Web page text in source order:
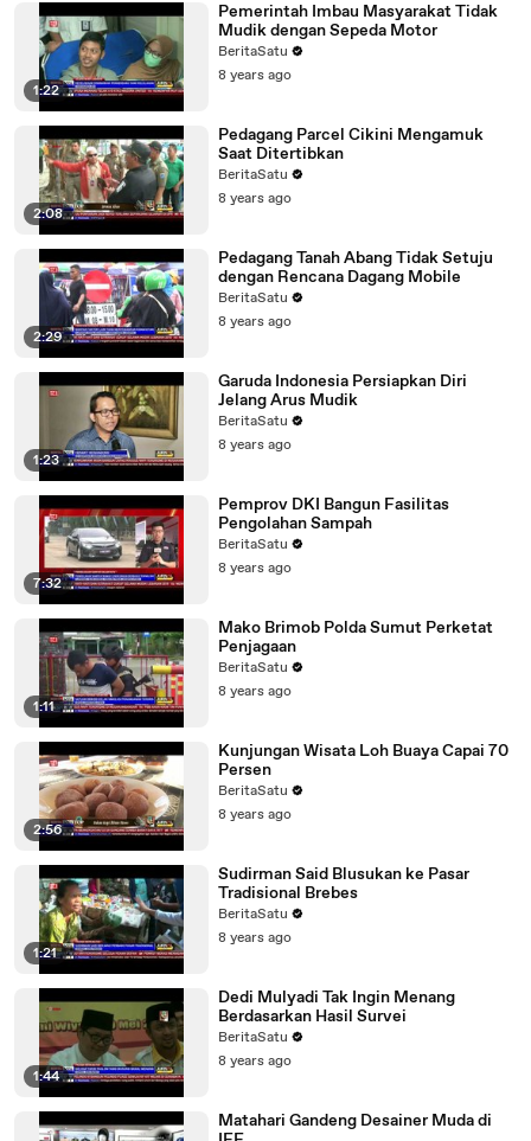
1:22
Pemerintah Imbau Masyarakat Tidak
Mudik dengan Sepeda Motor
BeritaSatu
8 years ago
2:08
Pedagang Parcel Cikini Mengamuk
Saat Ditertibkan
BeritaSatu
8 years ago
2:29
Pedagang Tanah Abang Tidak Setuju
dengan Rencana Dagang Mobile
BeritaSatu
8 years ago
1:23
Garuda Indonesia Persiapkan Diri
Jelang Arus Mudik
BeritaSatu
8 years ago
7:32
Pemprov DKI Bangun Fasilitas
Pengolahan Sampah
BeritaSatu
8 years ago
1:11
Mako Brimob Polda Sumut Perketat
Penjagaan
BeritaSatu
8 years ago
2:56
Kunjungan Wisata Loh Buaya Capai 70
Persen
BeritaSatu
8 years ago
1:21
Sudirman Said Blusukan ke Pasar
Tradisional Brebes
BeritaSatu
8 years ago
1:44
Dedi Mulyadi Tak Ingin Menang
Berdasarkan Hasil Survei
BeritaSatu
8 years ago
Matahari Gandeng Desainer Muda di